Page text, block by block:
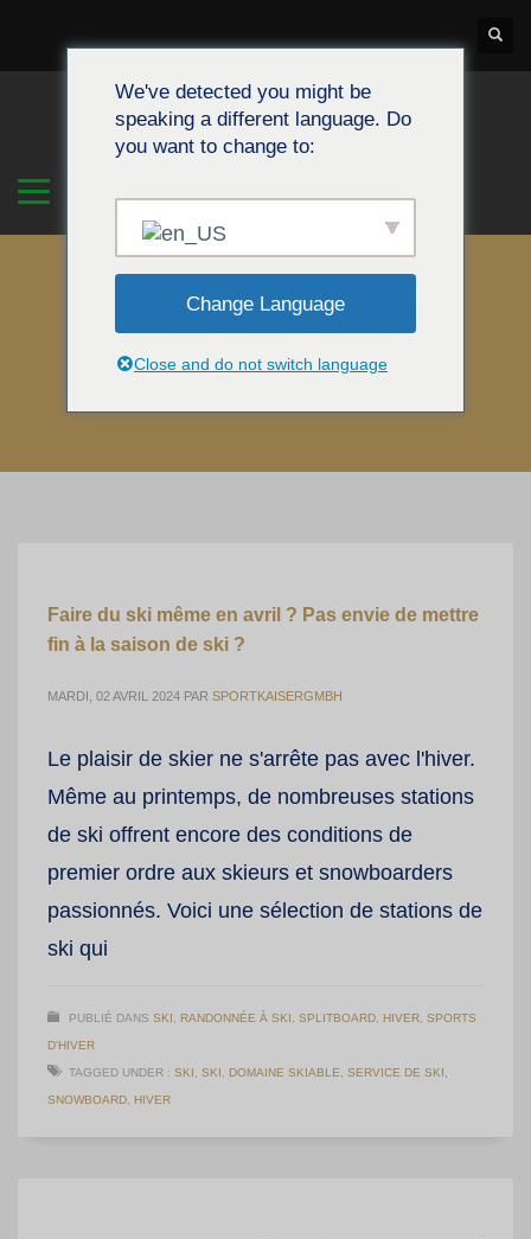
Faire du ski même en avril ? Pas envie de mettre
fin à la saison de ski ?
MARDI, 02 AVRIL 2024 PAR SPORTKAISERGMBH
Le plaisir de skier ne s'arrête pas avec l'hiver.
Même au printemps, de nombreuses stations
de ski offrent encore des conditions de
premier ordre aux skieurs et snowboarders
passionnés. Voici une sélection de stations de
ski qui
PUBLIÉ DANS SKI, RANDONNÉE À SKI, SPLITBOARD, HIVER, SPORTS
D'HIVER
TAGGED UNDER : SKI, SKI, DOMAINE SKIABLE, SERVICE DE SKI,
SNOWBOARD, HIVER
We've detected you might be
speaking a different language. Do
you want to change to:
Change Language
Close and do not switch language